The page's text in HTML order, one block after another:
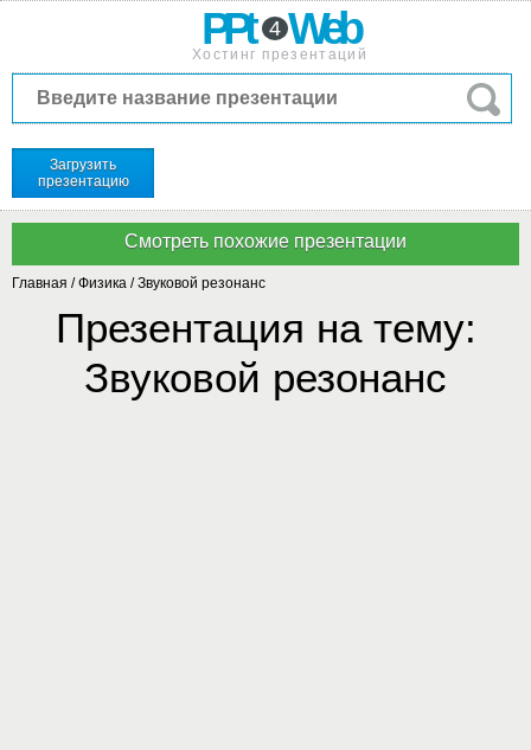
PPt 4 Web
Хостинг презентаций
Загрузить
презентацию
Главная /Физика /Звуковой резонанс
Презентация на тему:
Звуковой резонанс